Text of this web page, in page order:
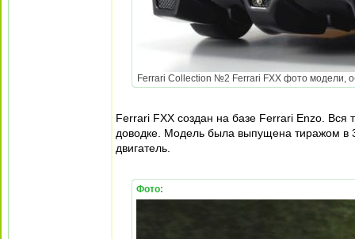
Ferrari Collection №2 Ferrari FXX фото модели,
Ferrari FXX создан на базе Ferrari Enzo. Вся
доводке. Модель была выпущена тиражом в
двигатель.
Фото: